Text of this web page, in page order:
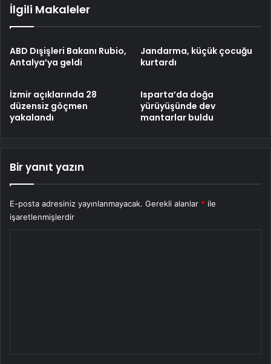
İlgili Makaleler
ABD Dışişleri Bakanı Rubio,
Antalya’ya geldi
Jandarma, küçük çocuğu
kurtardı
İzmir açıklarında 28
düzensiz göçmen
yakalandı
Isparta’da doğa
yürüyüşünde dev
mantarlar buldu
Bir yanıt yazın
E-posta adresiniz yayınlanmayacak. Gerekli alanlar * ile
işaretlenmişlerdir